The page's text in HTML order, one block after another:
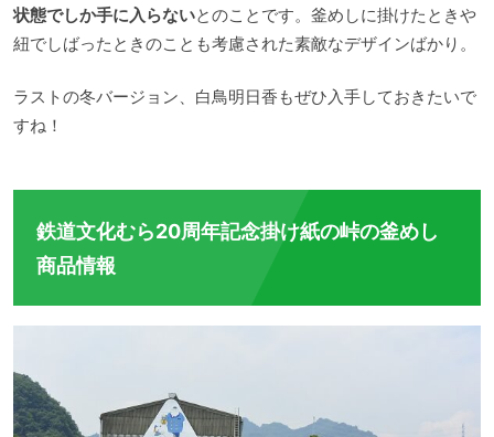
状態でしか手に入らないとのことです。釜めしに掛けたときや
紐でしばったときのことも考慮された素敵なデザインばかり。
ラストの冬バージョン、白鳥明日香もぜひ入手しておきたいで
すね！
鉄道文化むら20周年記念掛け紙の峠の釜めし
商品情報